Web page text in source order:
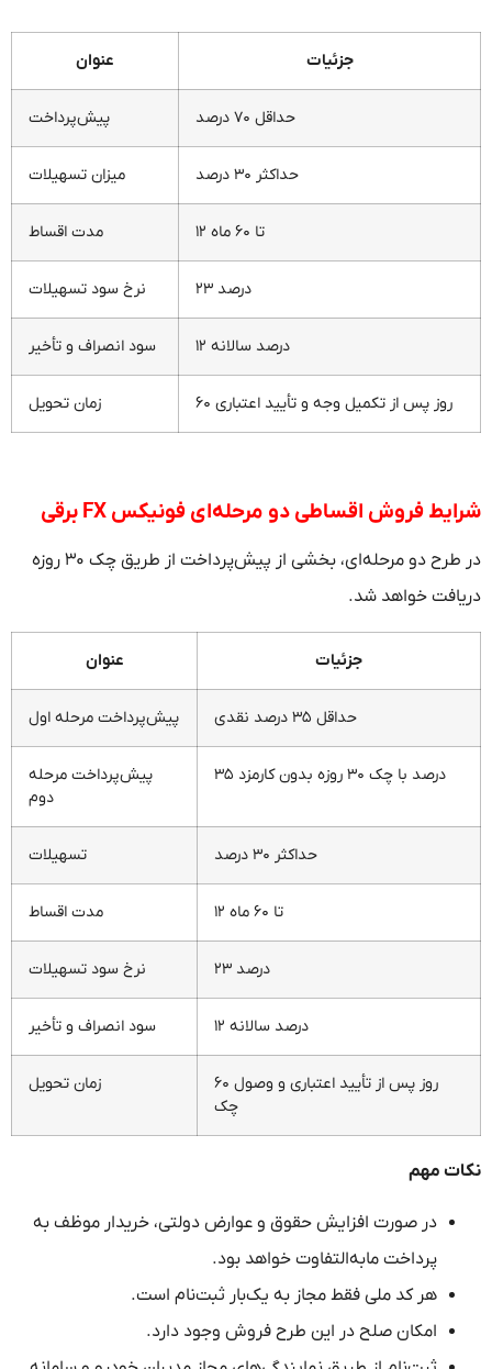
عنوان جزئیات
پیش‌پرداخت حداقل ۷۰ درصد
میزان تسهیلات حداکثر ۳۰ درصد
مدت اقساط ۱۲ تا ۶۰ ماه
نرخ سود تسهیلات ۲۳ درصد
سود انصراف و تأخیر ۱۲ درصد سالانه
زمان تحویل ۶۰ روز پس از تکمیل وجه و تأیید اعتباری
شرایط فروش اقساطی دو مرحله‌ای فونیکس FX برقی
در طرح دو مرحله‌ای، بخشی از پیش‌پرداخت از طریق چک ۳۰ روزه
دریافت خواهد شد.
عنوان جزئیات
پیش‌پرداخت مرحله اول حداقل ۳۵ درصد نقدی
پیش‌پرداخت مرحله
دوم
۳۵ درصد با چک ۳۰ روزه بدون کارمزد
تسهیلات حداکثر ۳۰ درصد
مدت اقساط ۱۲ تا ۶۰ ماه
نرخ سود تسهیلات ۲۳ درصد
سود انصراف و تأخیر ۱۲ درصد سالانه
زمان تحویل
۶۰ روز پس از تأیید اعتباری و وصول
چک
نکات مهم
در صورت افزایش حقوق و عوارض دولتی، خریدار موظف به
پرداخت مابه‌التفاوت خواهد بود.
هر کد ملی فقط مجاز به یک‌بار ثبت‌نام است.
امکان صلح در این طرح فروش وجود دارد.